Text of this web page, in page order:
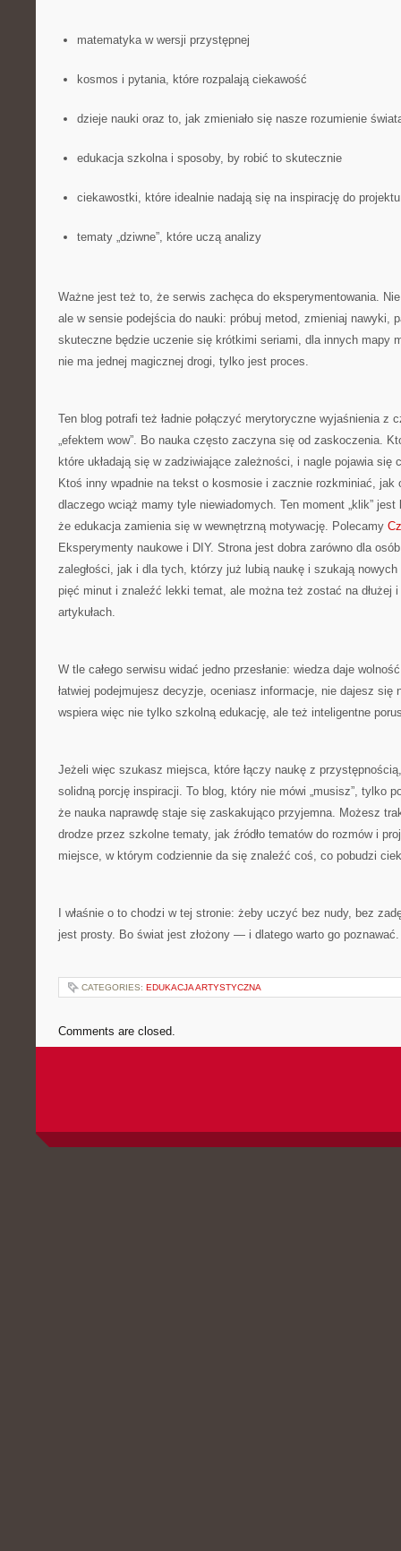
matematyka w wersji przystępnej
kosmos i pytania, które rozpalają ciekawość
dzieje nauki oraz to, jak zmieniało się nasze rozumienie
edukacja szkolna i sposoby, by robić to skutecznie
ciekawostki, które idealnie nadają się na inspirację do projektu
tematy „dziwne”, które uczą analizy
Ważne jest też to, że serwis zachęca do eksperymentowania.
ale w sensie podejścia do nauki: próbuj metod, zmieniaj nawyki,
skuteczne będzie uczenie się krótkimi seriami, dla innych mapy
nie ma jednej magicznej drogi, tylko jest proces.
Ten blog potrafi też ładnie połączyć merytoryczne wyjaśnienia z
„efektem wow”. Bo nauka często zaczyna się od zaskoczenia.
które układają się w zadziwiające zależności, i nagle pojawia się
Ktoś inny wpadnie na tekst o kosmosie i zacznie rozkminiać, jak
dlaczego wciąż mamy tyle niewiadomych. Ten moment „klik”
że edukacja zamienia się w wewnętrzną motywację. Polecamy
Eksperymenty naukowe i DIY. Strona jest dobra zarówno dla
zaległości, jak i dla tych, którzy już lubią naukę i szukają
pięć minut i znaleźć lekki temat, ale można też zostać na dłużej
artykułach.
W tle całego serwisu widać jedno przesłanie: wiedza daje
łatwiej podejmujesz decyzje, oceniasz informacje, nie dajesz się
wspiera więc nie tylko szkolną edukację, ale też inteligentne
Jeżeli więc szukasz miejsca, które łączy naukę z
solidną porcję inspiracji. To blog, który nie mówi „musisz”, tylko
że nauka naprawdę staje się zaskakująco przyjemna. Możesz
drodze przez szkolne tematy, jak źródło tematów do rozmów i
miejsce, w którym codziennie da się znaleźć coś, co pobudzi
I właśnie o to chodzi w tej stronie: żeby uczyć bez nudy, bez
jest prosty. Bo świat jest złożony — i dlatego warto go poznawać.
CATEGORIES: EDUKACJA ARTYSTYCZNA
Comments are closed.